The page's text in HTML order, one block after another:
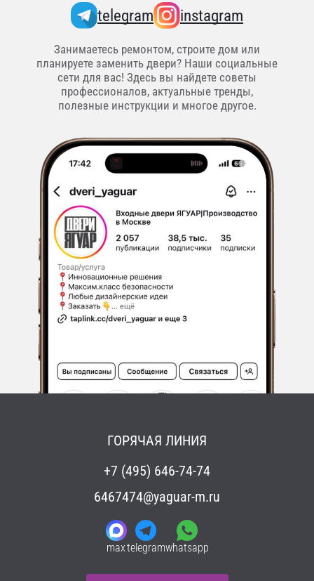
telegram instagram
Занимаетесь ремонтом, строите дом или
планируете заменить двери? Наши социальные
сети для вас! Здесь вы найдете советы
профессионалов, актуальные тренды,
полезные инструкции и многое другое.
ГОРЯЧАЯ ЛИНИЯ
+7 (495) 646-74-74
6467474@yaguar-m.ru
maxtelegramwhatsapp